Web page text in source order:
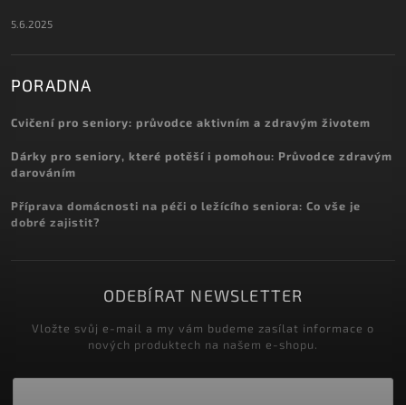
5.6.2025
PORADNA
Cvičení pro seniory: průvodce aktivním a zdravým životem
Dárky pro seniory, které potěší i pomohou: Průvodce zdravým
darováním
Příprava domácnosti na péči o ležícího seniora: Co vše je
dobré zajistit?
ODEBÍRAT NEWSLETTER
Vložte svůj e-mail a my vám budeme zasílat informace o
nových produktech na našem e-shopu.